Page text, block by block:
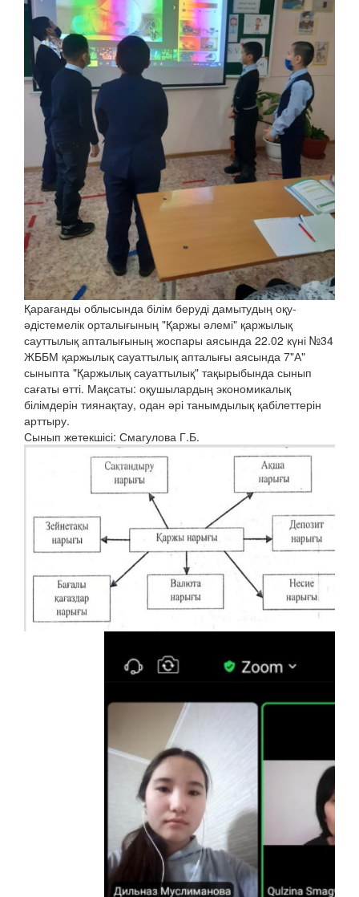
Қарағанды облысында білім беруді дамытудың оқу-
әдістемелік орталығының "Қаржы әлемі" қаржылық
сауттылық апталығының жоспары аясында 22.02 күні №34
ЖББМ қаржылық сауаттылық апталығы аясында 7"А"
сыныпта "Қаржылық сауаттылық" тақырыбында сынып
сағаты өтті. Мақсаты: оқушылардың экономикалық
білімдерін тиянақтау, одан әрі танымдылық қабілеттерін
арттыру.
Сынып жетекшісі: Смагулова Г.Б.